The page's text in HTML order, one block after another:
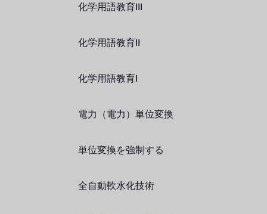
化学用語教育III
化学用語教育II
化学用語教育I
電力（電力）単位変換
単位変換を強制する
全自動軟水化技術